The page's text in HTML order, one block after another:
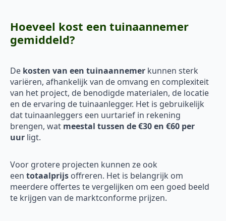
Hoeveel kost een tuinaannemer
gemiddeld?
De kosten van een tuinaannemer kunnen sterk
variëren, afhankelijk van de omvang en complexiteit
van het project, de benodigde materialen, de locatie
en de ervaring de tuinaanlegger. Het is gebruikelijk
dat tuinaanleggers een uurtarief in rekening
brengen, wat meestal tussen de €30 en €60 per
uur ligt.
Voor grotere projecten kunnen ze ook
een totaalprijs offreren. Het is belangrijk om
meerdere offertes te vergelijken om een goed beeld
te krijgen van de marktconforme prijzen.